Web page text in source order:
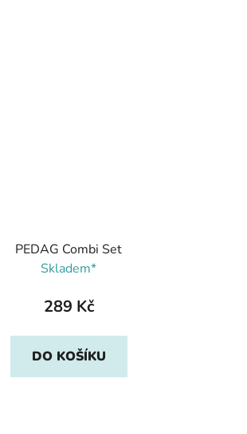
PEDAG Combi Set
Skladem*
289 Kč
DO KOŠÍKU